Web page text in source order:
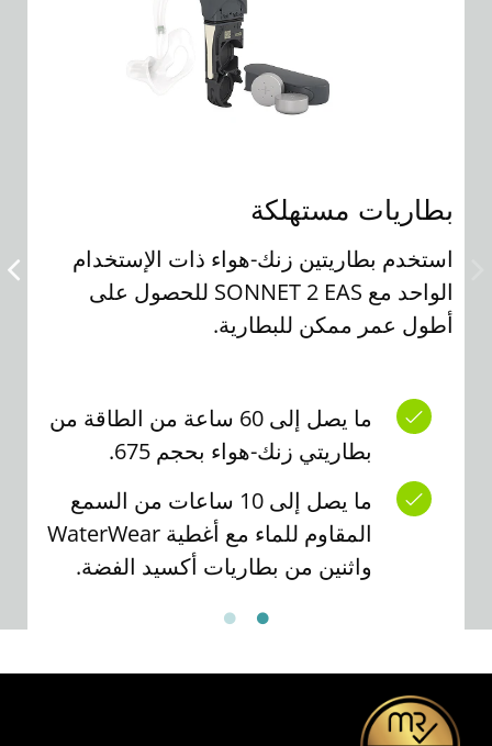
بطاريات مستهلكة
استخدم بطاريتين زنك-هواء ذات الإستخدام
الواحد مع SONNET 2 EAS للحصول على
أطول عمر ممكن للبطارية.
ما يصل إلى 60 ساعة من الطاقة من
بطاريتي زنك-هواء بحجم 675.
ما يصل إلى 10 ساعات من السمع
المقاوم للماء مع أغطية WaterWear
واثنين من بطاريات أكسيد الفضة.